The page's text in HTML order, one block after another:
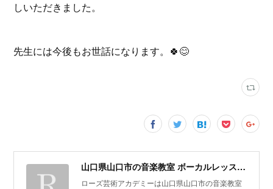
しいただきました。
先生には今後もお世話になります。🍀😊
山口県山口市の音楽教室 ボーカルレッスン | ローズ芸術アカデミー
ローズ芸術アカデミーは山口県山口市の音楽教室